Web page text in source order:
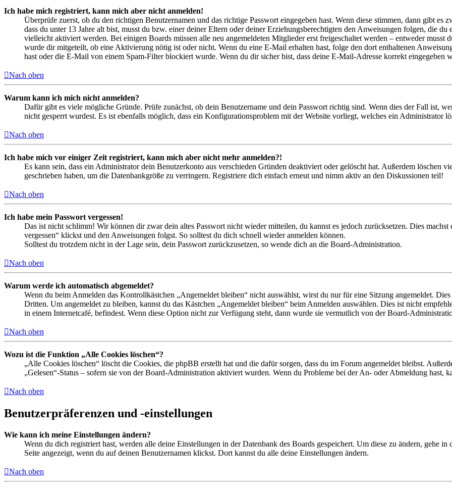
Ich habe mich registriert, kann mich aber nicht anmelden!
Überprüfe zuerst, ob du den richtigen Benutzernamen und das richtige Passwort eingegeben hast. Wenn diese stimmen, dann gibt es
dass du unter 13 Jahre alt bist, musst du bzw. einer deiner Eltern oder deiner Erziehungsberechtigten den Anweisungen folgen, die
vielleicht aktiviert werden. Bei einigen Boards müssen alle neu angemeldeten Mitglieder erst freigeschaltet werden – entweder musst
wurde dir mitgeteilt, ob eine Aktivierung nötig ist oder nicht. Wenn du eine E-Mail erhalten hast, folge den dort enthaltenen
hast oder die E-Mail von einem Spam-Filter blockiert wurde. Wenn du dir sicher bist, dass deine E-Mail-Adresse korrekt eingegeben
Nach oben
Warum kann ich mich nicht anmelden?
Dafür gibt es viele mögliche Gründe. Prüfe zunächst, ob dein Benutzername und dein Passwort richtig sind. Wenn dies der Fall ist,
nicht gesperrt wurdest. Es ist ebenfalls möglich, dass ein Konfigurationsproblem mit der Website vorliegt, welches ein Administrator
Nach oben
Ich habe mich vor einiger Zeit registriert, kann mich aber nicht mehr anmelden?!
Es kann sein, dass ein Administrator dein Benutzerkonto aus verschieden Gründen deaktiviert oder gelöscht hat. Außerdem löschen
geschrieben haben, um die Datenbankgröße zu verringern. Registriere dich einfach erneut und nimm aktiv an den Diskussionen teil!
Nach oben
Ich habe mein Passwort vergessen!
Das ist nicht schlimm! Wir können dir zwar dein altes Passwort nicht wieder mitteilen, du kannst es jedoch zurücksetzen. Dies
vergessen“ klickst und den Anweisungen folgst. So solltest du dich schnell wieder anmelden können.
Solltest du trotzdem nicht in der Lage sein, dein Passwort zurückzusetzen, so wende dich an die Board-Administration.
Nach oben
Warum werde ich automatisch abgemeldet?
Wenn du beim Anmelden das Kontrollkästchen „Angemeldet bleiben“ nicht auswählst, wirst du nur für eine Sitzung angemeldet.
Dritten. Um angemeldet zu bleiben, kannst du das Kästchen „Angemeldet bleiben“ beim Anmelden auswählen. Dies ist nicht
in einem Internetcafé, befindest. Wenn diese Option nicht zur Verfügung steht, dann wurde sie vermutlich von der Board-
Nach oben
Wozu ist die Funktion „Alle Cookies löschen“?
„Alle Cookies löschen“ löscht die Cookies, die phpBB erstellt hat und die dafür sorgen, dass du im Forum angemeldet bleibst.
„Gelesen“-Status – sofern sie von der Board-Administration aktiviert wurden. Wenn du Probleme bei der An- oder Abmeldung hast,
Nach oben
Benutzerpräferenzen und -einstellungen
Wie kann ich meine Einstellungen ändern?
Wenn du dich registriert hast, werden alle deine Einstellungen in der Datenbank des Boards gespeichert. Um diese zu ändern, gehe
Seite angezeigt, wenn du auf deinen Benutzernamen klickst. Dort kannst du alle deine Einstellungen ändern.
Nach oben